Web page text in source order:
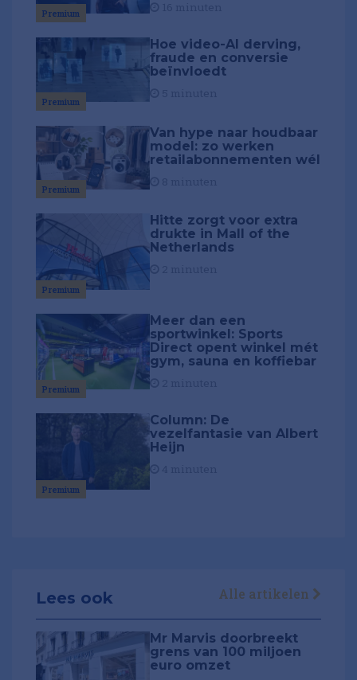
Premium
Premium
Hoe video-AI derving,
fraude en conversie
beïnvloedt
Premium
Van hype naar houdbaar
model: zo werken
retailabonnementen wél
Premium
Hitte zorgt voor extra
drukte in Mall of the
Netherlands
Premium
Meer dan een
sportwinkel: Sports
Direct opent winkel mét
gym, sauna en koffiebar
Premium
Column: De
vezelfantasie van Albert
Heijn
Lees ook Alle artikelen
Mr Marvis doorbreekt
grens van 100 miljoen
euro omzet